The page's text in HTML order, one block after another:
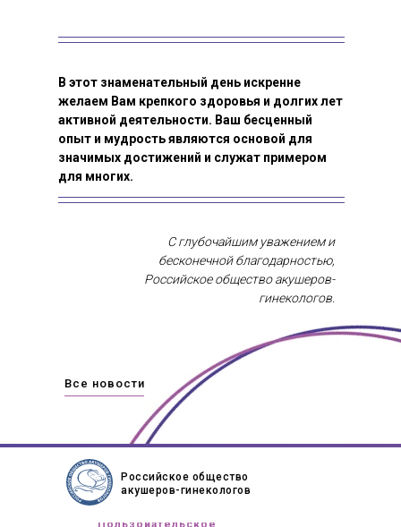
С глубочайшим уважением и
бесконечной благодарностью,
Российское общество акушеров-
гинекологов.
В этот знаменательный день искренне
желаем Вам крепкого здоровья и долгих лет
активной деятельности. Ваш бесценный
опыт и мудрость являются основой для
значимых достижений и служат примером
для многих.
Все новости
Российское общество
акушеров-гинекологов
Пользовательское